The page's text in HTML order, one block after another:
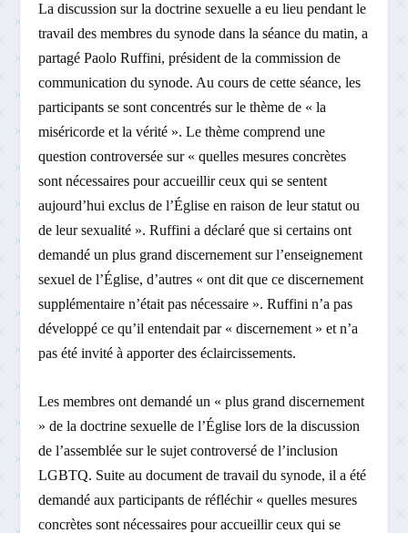
La discussion sur la doctrine sexuelle a eu lieu pendant le
travail des membres du synode dans la séance du matin, a
partagé Paolo Ruffini, président de la commission de
communication du synode. Au cours de cette séance, les
participants se sont concentrés sur le thème de « la
miséricorde et la vérité ». Le thème comprend une
question controversée sur « quelles mesures concrètes
sont nécessaires pour accueillir ceux qui se sentent
aujourd’hui exclus de l’Église en raison de leur statut ou
de leur sexualité ». Ruffini a déclaré que si certains ont
demandé un plus grand discernement sur l’enseignement
sexuel de l’Église, d’autres « ont dit que ce discernement
supplémentaire n’était pas nécessaire ». Ruffini n’a pas
développé ce qu’il entendait par « discernement » et n’a
pas été invité à apporter des éclaircissements.
Les membres ont demandé un « plus grand discernement
» de la doctrine sexuelle de l’Église lors de la discussion
de l’assemblée sur le sujet controversé de l’inclusion
LGBTQ. Suite au document de travail du synode, il a été
demandé aux participants de réfléchir « quelles mesures
concrètes sont nécessaires pour accueillir ceux qui se